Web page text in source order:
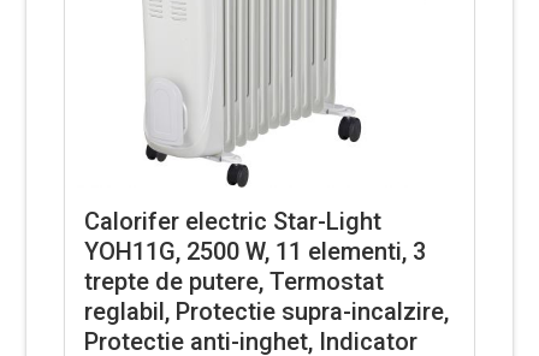
Calorifer electric Star-Light
YOH11G, 2500 W, 11 elementi, 3
trepte de putere, Termostat
reglabil, Protectie supra-incalzire,
Protectie anti-inghet, Indicator